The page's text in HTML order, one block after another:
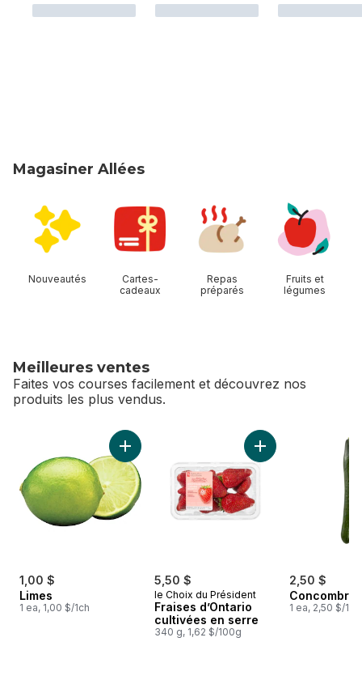
Magasiner Allées
Nouveautés
Cartes-
cadeaux
Repas
préparés
Fruits et
légumes
Meilleures ventes
Faites vos courses facilement et découvrez nos
produits les plus vendus.
sauter Meilleures ventes
1,00 $
Limes
1 ea, 1,00 $/1ch
Ajouter Limes au panier
5,50 $
le Choix du Président
Fraises d’Ontario
cultivées en serre
340 g, 1,62 $/100g
Ajouter Fraises
2,50 $
1 ea, 2,50 $/1ch